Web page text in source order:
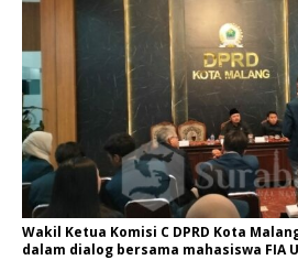
Wakil Ketua Komisi C DPRD Kota
dalam dialog bersama mahasiswa FIA